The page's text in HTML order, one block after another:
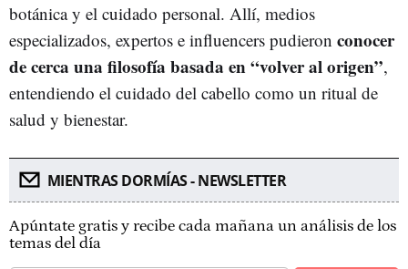
botánica y el cuidado personal. Allí, medios
especializados, expertos e influencers pudieron conocer
de cerca una filosofía basada en “volver al origen”,
entendiendo el cuidado del cabello como un ritual de
salud y bienestar.
MIENTRAS DORMÍAS - NEWSLETTER
Apúntate gratis y recibe cada mañana un análisis de los
temas del día